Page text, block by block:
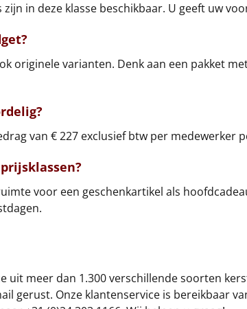
in deze klasse beschikbaar. U geeft uw
originele varianten. Denk aan een pakket
van € 227 exclusief btw per medewerker
voor een geschenkartikel als
uit meer dan 1.300 verschillende soorten
gerust. Onze klantenservice is bereikbaar